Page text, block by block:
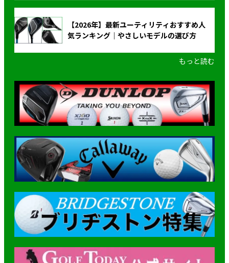
【2026年】最新ユーティリティおすすめ人
気ランキング｜やさしいモデルの選び方
もっと読む